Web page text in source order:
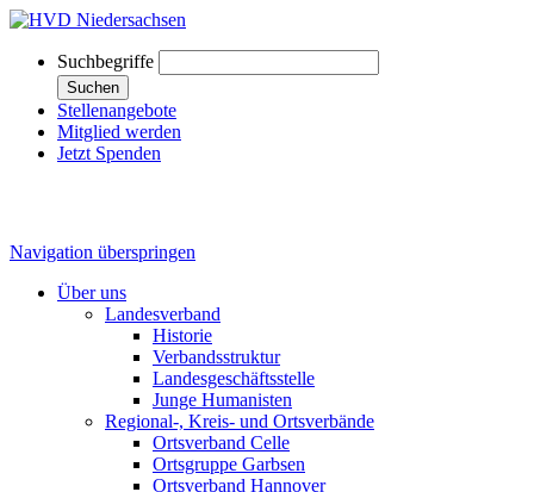
Suchbegriffe
Suchen
Stellenangebote
Mitglied werden
Jetzt Spenden
Navigation überspringen
Über uns
Landesverband
Historie
Verbandsstruktur
Landesgeschäftsstelle
Junge Humanisten
Regional-, Kreis- und Ortsverbände
Ortsverband Celle
Ortsgruppe Garbsen
Ortsverband Hannover